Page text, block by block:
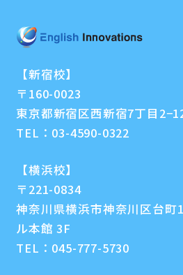
【新宿校】
〒160-0023
東京都新宿区西新宿7丁目
TEL： 03-4590-0322
【横浜校】
〒221-0834
神奈川県横浜市神奈川区台町
ル本館 3F
TEL： 045-777-5730